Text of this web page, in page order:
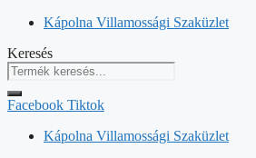
Kilépés
tartalomba
Kápolna Villamossági Szaküzlet
Keresés
Facebook Tiktok
Kápolna Villamossági Szaküzlet